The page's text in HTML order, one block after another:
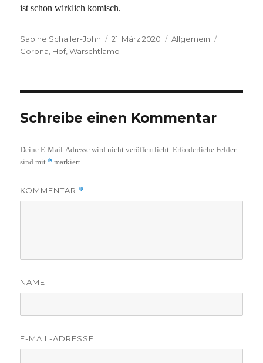
ist schon wirklich komisch.
Autor
Sabine Schaller-John
Veröffentlicht
am
21. März 2020 Kategorien
Allgemein
Corona, Hof,Wärschtlamo
Schreibe einen Kommentar
Deine E-Mail-Adresse wird nicht veröffentlicht. Erforderliche Felder
sind mit * markiert
KOMMENTAR *
NAME
E-MAIL-ADRESSE